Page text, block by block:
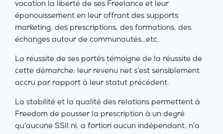
vocation la liberté de ses Freelance et leur
épanouissement en leur offrant des supports
marketing, des prescriptions, des formations, des
échanges autour de communautés…etc.
La réussite de ses portés témoigne de la réussite de
cette démarche: leur revenu net s’est sensiblement
accru par rapport à leur statut précédent.
La stabilité et la qualité des relations permettent à
Freedom de pousser la prescription à un degré
qu’aucune SSII ni, a fortiori aucun indépendant, n‘a